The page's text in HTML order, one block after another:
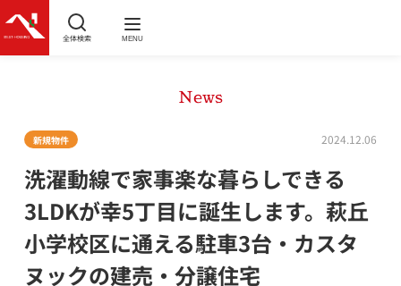
全体検索 MENU
News
新規物件 2024.12.06
洗濯動線で家事楽な暮らしできる
3LDKが幸5丁目に誕生します。萩丘
小学校区に通える駐車3台・カスタ
ヌックの建売・分譲住宅